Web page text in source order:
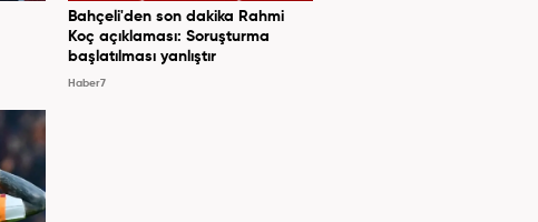
Bahçeli'den son dakika Rahmi
Koç açıklaması: Soruşturma
başlatılması yanlıştır
Haber7